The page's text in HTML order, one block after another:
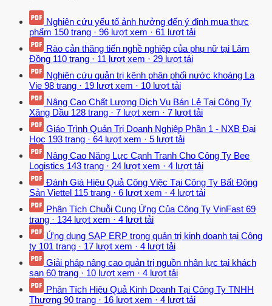
Nghiên cứu yếu tố ảnh hưởng đến ý định mua thực
phẩm 150 trang · 96 lượt xem · 61 lượt tải
Rào cản thăng tiến nghề nghiệp của phụ nữ tại Lâm
Đồng 110 trang · 11 lượt xem · 29 lượt tải
Nghiên cứu quản trị kênh phân phối nước khoáng La
Vie 98 trang · 19 lượt xem · 10 lượt tải
Nâng Cao Chất Lượng Dịch Vụ Bán Lẻ Tại Công Ty
Xăng Dầu 128 trang · 7 lượt xem · 7 lượt tải
Giáo Trình Quản Trị Doanh Nghiệp Phần 1 - NXB Đại
Học 193 trang · 64 lượt xem · 5 lượt tải
Nâng Cao Năng Lực Cạnh Tranh Cho Công Ty Bee
Logistics 143 trang · 24 lượt xem · 4 lượt tải
Đánh Giá Hiệu Quả Công Việc Tại Công Ty Bất Động
Sản Viettel 115 trang · 6 lượt xem · 4 lượt tải
Phân Tích Chuỗi Cung Ứng Của Công Ty VinFast 69
trang · 134 lượt xem · 4 lượt tải
Ứng dụng SAP ERP trong quản trị kinh doanh tại Công
ty 101 trang · 17 lượt xem · 4 lượt tải
Giải pháp nâng cao quản trị nguồn nhân lực tại khách
sạn 60 trang · 10 lượt xem · 4 lượt tải
Phân Tích Hiệu Quả Kinh Doanh Tại Công Ty TNHH
Thương 90 trang · 16 lượt xem · 4 lượt tải